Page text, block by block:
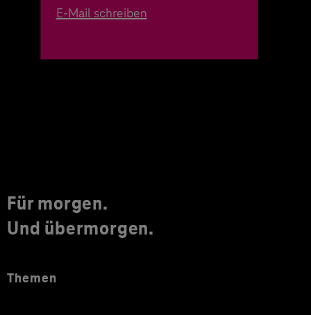
E-Mail schreiben
Für morgen.
Und übermorgen.
Themen